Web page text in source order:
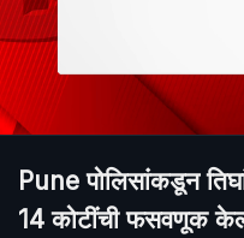
Pune पोलिसांकडून
14 कोटींची फसवणूक